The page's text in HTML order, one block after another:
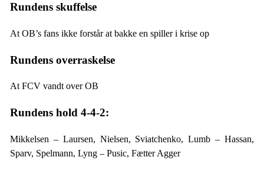
Rundens skuffelse
At OB’s fans ikke forstår at bakke en spiller i krise op
Rundens overraskelse
At FCV vandt over OB
Rundens hold 4-4-2:
Mikkelsen – Laursen, Nielsen, Sviatchenko, Lumb – Hassan,
Sparv, Spelmann, Lyng – Pusic, Fætter Agger